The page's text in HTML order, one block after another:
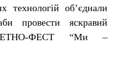
технологій об’єднали
провести яскравий
ЕТНО-ФЕСТ “Ми –